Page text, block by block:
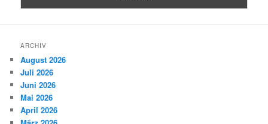
ARCHIV
August 2026
Juli 2026
Juni 2026
Mai 2026
April 2026